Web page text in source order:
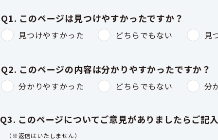
Q1. このページは見つけやすかったですか？
見つけやすかった どちらでもない 見
Q2. このページの内容は分かりやすかったですか？
分かりやすかった どちらでもない 分
Q3. このページについてご意見がありましたらご記
（※返信はいたしません）